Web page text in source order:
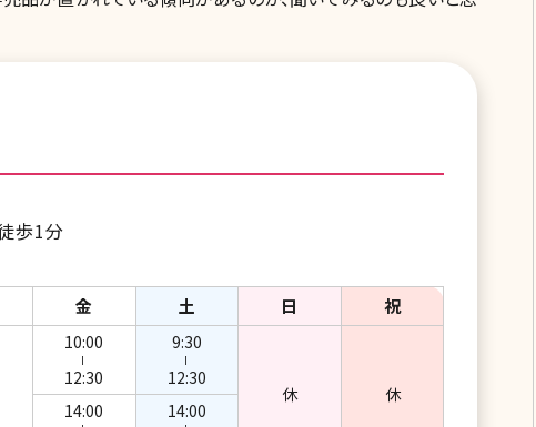
歩1分
金 土 日 祝
10:00
12:30
14:00
9:30
12:30
14:00
休 休